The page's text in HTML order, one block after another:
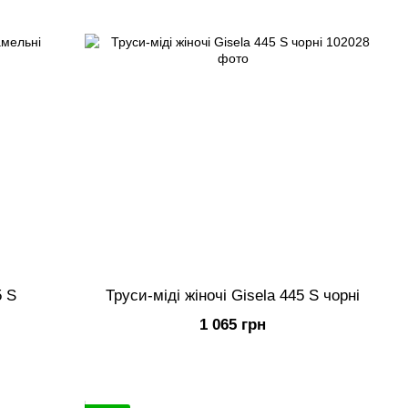
S
Труси-міді жіночі Gisela 445 S чорні
1 065 грн